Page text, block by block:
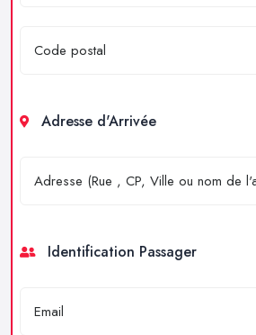
Adresse d'Arrivée
Identification Passager